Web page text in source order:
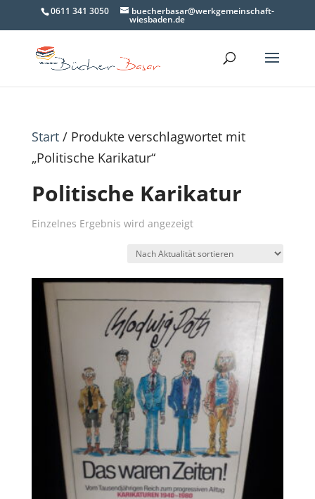
0611 341 3050 buecherbasar@werkgemeinschaft-
wiesbaden.de
Start/ Produkte verschlagwortet mit
„Politische Karikatur“
Politische Karikatur
Einzelnes Ergebnis wird angezeigt